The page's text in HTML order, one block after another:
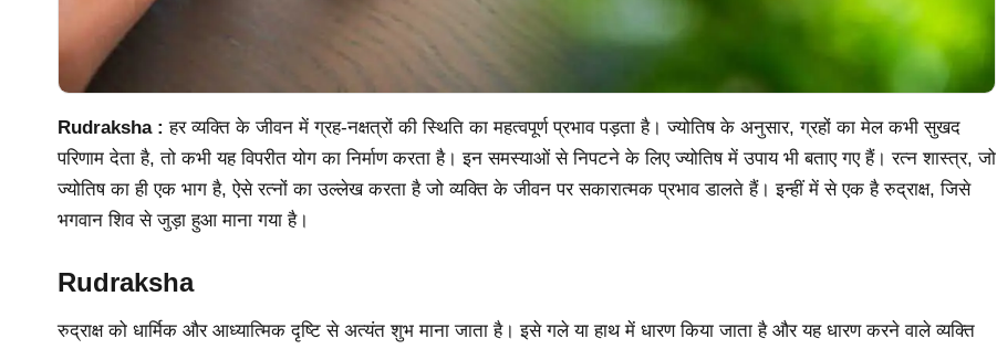
Rudraksha :हर व्यक्ति के जीवन में ग्रह-नक्षत्रों की स्थिति का महत्वपूर्ण प्रभाव पड़ता है। ज्योतिष के अनुसार, ग्रहों का मेल कभी सुखद
परिणाम देता है, तो कभी यह विपरीत योग का निर्माण करता है। इन समस्याओं से निपटने के लिए ज्योतिष में उपाय भी बताए गए हैं। रत्न शास्त्र, जो
ज्योतिष का ही एक भाग है, ऐसे रत्नों का उल्लेख करता है जो व्यक्ति के जीवन पर सकारात्मक प्रभाव डालते हैं। इन्हीं में से एक है रुद्राक्ष, जिसे
भगवान शिव से जुड़ा हुआ माना गया है।
Rudraksha
रुद्राक्ष को धार्मिक और आध्यात्मिक दृष्टि से अत्यंत शुभ माना जाता है। इसे गले या हाथ में धारण किया जाता है और यह धारण करने वाले व्यक्ति